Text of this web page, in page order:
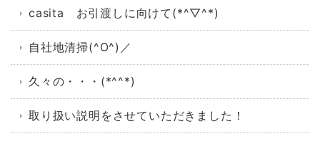
casita お引渡しに向けて(*^▽^*)
自社地清掃(^O^)／
久々の・・・(*^^*)
取り扱い説明をさせていただきました！